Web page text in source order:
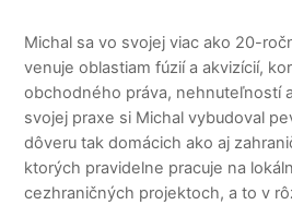
Michal sa vo svojej viac ako 20-
venuje oblastiam fúzií a akvizícií,
obchodného práva, nehnuteľností
svojej praxe si Michal vybudoval
dôveru tak domácich ako aj
ktorých pravidelne pracuje na
cezhraničných projektoch, a to v